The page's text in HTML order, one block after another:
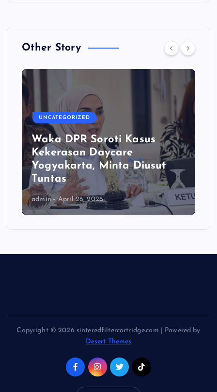
Other Story
UNCATEGORIZED
Waka DPR Soroti Kasus
Kekerasan Daycare
Yogyakarta, Minta Diusut
Tuntas
admin April 26, 2026
Copyright © 2026 sinteredfiltercartridge.com | Powered by
Desert Themes